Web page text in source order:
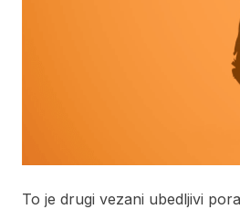
To je drugi vezani ubedljivi